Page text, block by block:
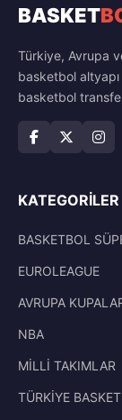
BASKET
Türkiye, Avrupa
basketbol
basketbol
KATEGORILER
BASKETBOL
EUROLEAGUE
AVRUPA
NBA
MİLLİ TAKIMLAR
TÜRKİYE